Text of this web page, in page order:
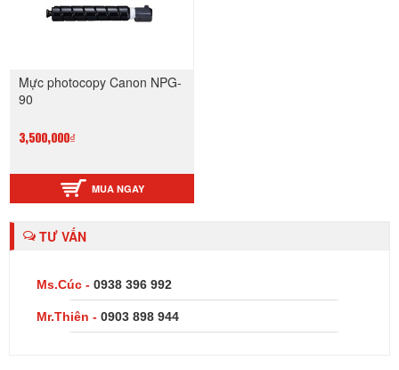
Mực photocopy Canon NPG-
90
3,500,000₫
MUA NGAY
TƯ VẤN
Ms.Cúc - 0938 396 992
Mr.Thiên - 0903 898 944